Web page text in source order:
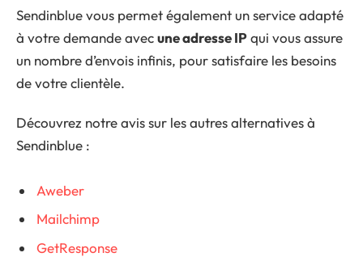
Sendinblue vous permet également un service adapté
à votre demande avecune adresse IPqui vous assure
un nombre d’envois infinis, pour satisfaire les besoins
de votre clientèle.
Découvrez notre avis sur les autres alternatives à
Sendinblue :
Aweber
Mailchimp
GetResponse